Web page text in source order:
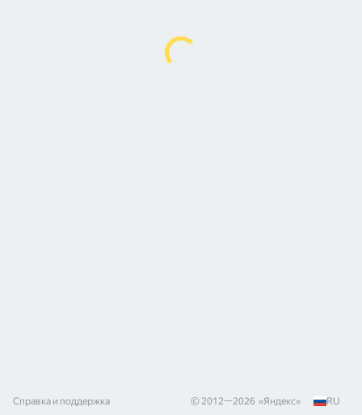
Справка и поддержка © 2012—2026 «Яндекс» RU